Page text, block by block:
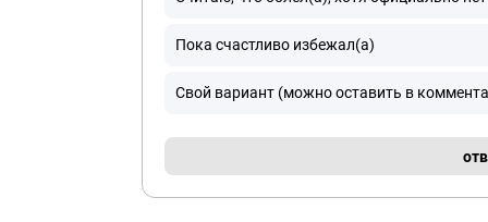
Пока счастливо избежал(а)
Свой вариант (можно оставить в